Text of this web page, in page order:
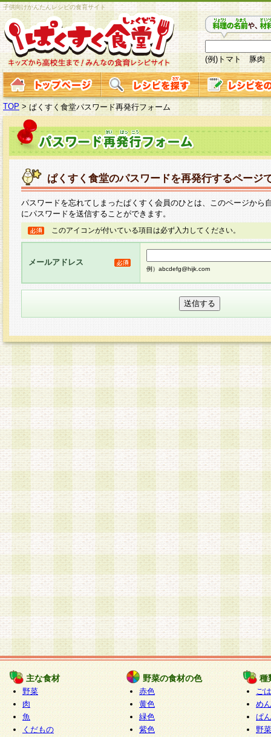
子供向けかんたんレシピの食育サイト
(例)トマト 豚肉
TOP > ぱくすく食堂パスワード再発行フォーム
ぱくすく食堂のパスワードを再発行するページ
パスワードを忘れてしまったぱくすく会員のひとは、このページから
にパスワードを送信することができます。
このアイコンが付いている項目は必ず入力してください。
メールアドレス
例）abcdefg@hijk.com
主な食材
野菜
肉
魚
くだもの
野菜の食材の色
赤色
黄色
緑色
紫色
種
ご
めん
ぱん
野